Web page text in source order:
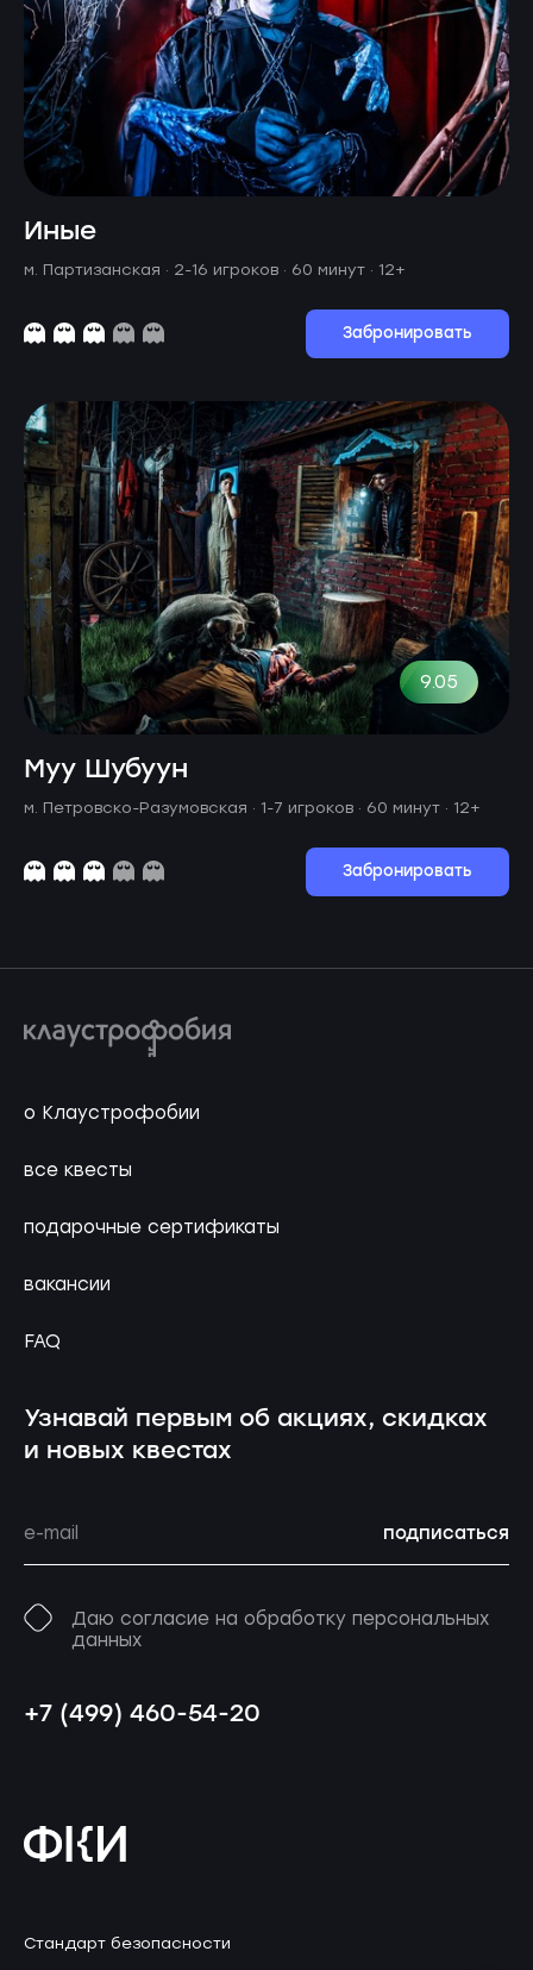
Иные
м. Партизанская · 2-16 игроков · 60 минут · 12+
Забронировать
9.05
Муу Шубуун
м. Петровско-Разумовская · 1-7 игроков · 60 минут · 12+
Забронировать
о Клаустрофобии
все квесты
подарочные сертификаты
вакансии
FAQ
Узнавай первым об акциях, скидках
и новых квестах
подписаться
Даю согласие на обработку персональных
данных
+7 (499) 460-54-20
Стандарт безопасности